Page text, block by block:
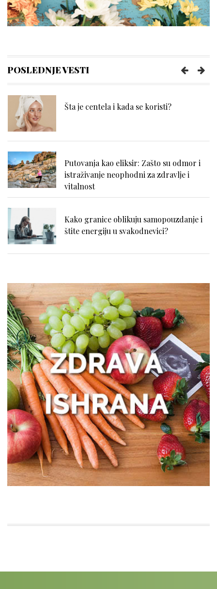
POSLEDNJE VESTI
potreban prečišćivač vazduha?
Šta je centela i kada se koristi?
Putovanja kao eliksir: Zašto su odmor i
istraživanje neophodni za zdravlje i
vitalnost
Kako granice oblikuju samopouzdanje i
štite energiju u svakodnevici?
varenje: kako prepoznati uzrok?
Išijas bez panike: prvi koraci ka
oporavku
Zašto žene treba da obrate pažnju na
zdravlje creva
Kako prepoznati trenutak kada vam je
potreban prečišćivač vazduha?